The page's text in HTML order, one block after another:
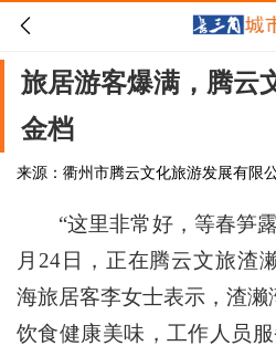

旅居游客爆满，腾云
金档
来源：衢州市腾云文化旅游发展有限
“这里非常好，等春笋
月24日，正在腾云文旅渣
海旅居客李女士表示，渣濑
饮食健康美味，工作人员